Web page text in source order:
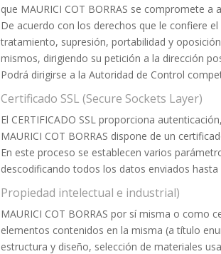
que MAURICI COT BORRAS se compromete
De acuerdo con los derechos que le confiere
tratamiento, supresión, portabilidad y
mismos, dirigiendo su petición a la dirección
Podrá dirigirse a la Autoridad de Control
Certificado SSL (Secure Sockets Layer)
El CERTIFICADO SSL proporciona
MAURICI COT BORRAS dispone de un
En este proceso se establecen varios
descodificando todos los datos enviados
Propiedad intelectual e industrial)
MAURICI COT BORRAS por sí misma o
elementos contenidos en la misma (a título
estructura y diseño, selección de materiales